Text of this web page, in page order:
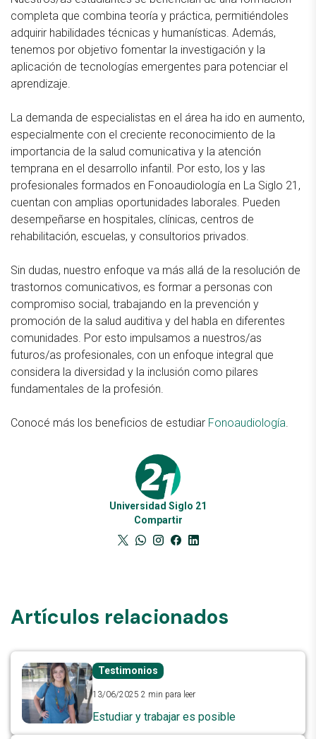
completa que combina teoría y práctica, permitiéndoles
adquirir habilidades técnicas y humanísticas. Además,
tenemos por objetivo fomentar la investigación y la
aplicación de tecnologías emergentes para potenciar el
aprendizaje.
La demanda de especialistas en el área ha ido en aumento,
especialmente con el creciente reconocimiento de la
importancia de la salud comunicativa y la atención
temprana en el desarrollo infantil. Por esto, los y las
profesionales formados en Fonoaudiología en La Siglo 21,
cuentan con amplias oportunidades laborales. Pueden
desempeñarse en hospitales, clínicas, centros de
rehabilitación, escuelas, y consultorios privados.
Sin dudas, nuestro enfoque va más allá de la resolución de
trastornos comunicativos, es formar a personas con
compromiso social, trabajando en la prevención y
promoción de la salud auditiva y del habla en diferentes
comunidades. Por esto impulsamos a nuestros/as
futuros/as profesionales, con un enfoque integral que
considera la diversidad y la inclusión como pilares
fundamentales de la profesión.
Conocé más los beneficios de estudiar Fonoaudiología.
Universidad Siglo 21
Compartir
Artículos relacionados
Testimonios
13/06/2025 2 min para leer
Estudiar y trabajar es posible